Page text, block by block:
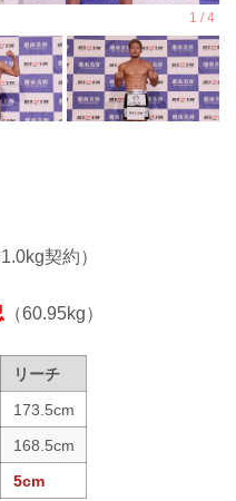
契約）
（60.95kg）
リーチ
173.5cm
168.5cm
5cm